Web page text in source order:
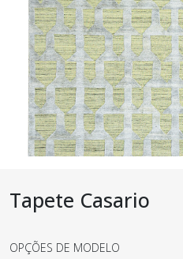
Tapete Casario
OPÇÕES DE MODELO